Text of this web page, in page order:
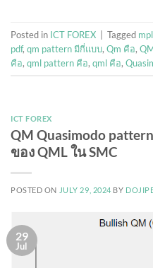
Posted in ICT FOREX Tagged
pdf, qm pattern มีกี่แบบ, Qm คือ,
คือ, qml pattern คือ, qml คือ,
ICT FOREX
QM Quasimodo
ของ QML ใน SMC
POSTED ON JULY 29, 2024 BY
29
Jul